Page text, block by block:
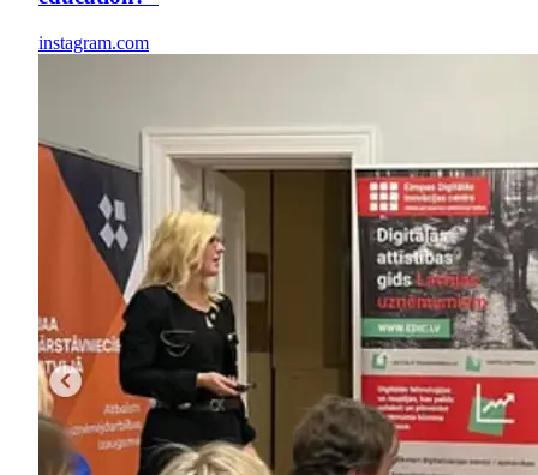
instagram.com